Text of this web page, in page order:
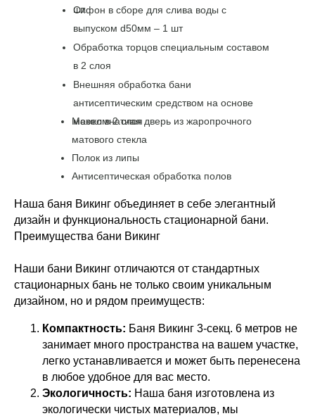
Межкомнатная дверь из жаропрочного
матового стекла
Полок из липы
Антисептическая обработка полов
шт.
Сифон в сборе для слива воды с
выпуском d50мм – 1 шт
Внешняя обработка бани
антисептическим средством на основе
масел в 2 слоя
Обработка торцов специальным составом
в 2 слоя
Наша баня Викинг объединяет в себе элегантный
дизайн и функциональность стационарной бани.
Преимущества бани Викинг
Наши бани Викинг отличаются от стандартных
стационарных бань не только своим уникальным
дизайном, но и рядом преимуществ:
Компактность: Баня Викинг 3-секц. 6 метров не
занимает много пространства на вашем участке,
легко устанавливается и может быть перенесена
в любое удобное для вас место.
Экологичность: Наша баня изготовлена из
экологически чистых материалов, мы